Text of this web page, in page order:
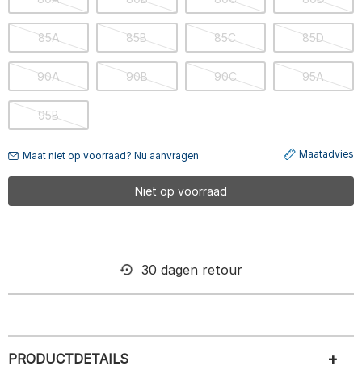
85A 85B 85C 85D
90A 90B 90C 95A
95B
Maat niet op voorraad? Nu aanvragen Maatadvies
Niet op voorraad
30 dagen retour
PRODUCTDETAILS